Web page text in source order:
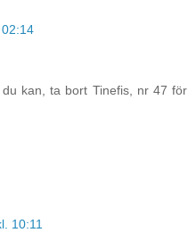
kan, ta bort Tinefis, nr 47 för
10:11